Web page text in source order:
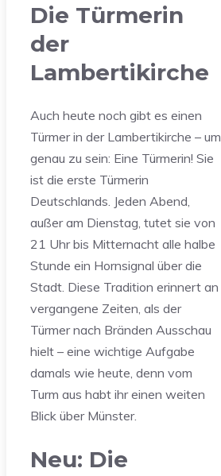
Die Türmerin
der
Lambertikirche
Auch heute noch gibt es einen
Türmer in der Lambertikirche – um
genau zu sein: Eine Türmerin! Sie
ist die erste Türmerin
Deutschlands. Jeden Abend,
außer am Dienstag, tutet sie von
21 Uhr bis Mitternacht alle halbe
Stunde ein Hornsignal über die
Stadt. Diese Tradition erinnert an
vergangene Zeiten, als der
Türmer nach Bränden Ausschau
hielt – eine wichtige Aufgabe
damals wie heute, denn vom
Turm aus habt ihr einen weiten
Blick über Münster.
Neu: Die